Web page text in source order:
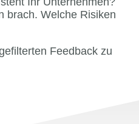
brach. Welche Risiken
Feedback zu